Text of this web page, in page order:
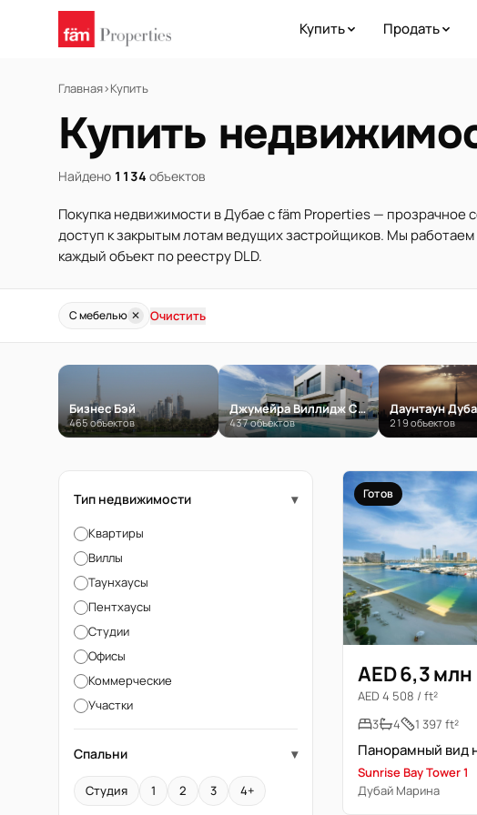
Купить Продать
Главная›Купить
Купить
Найдено 1134 объектов
Покупка недвижимости в Дубае с fäm Properties — прозрачное
доступ к закрытым лотам ведущих застройщиков. Мы
каждый объект по реестру DLD.
С мебелью ✕ Очистить
Бизнес Бэй
465 объектов
Джумейра Виллидж Серкл (JVC)
437 объектов
Даунтаун
219 объектов
Тип недвижимости ▾
Квартиры
Виллы
Таунхаусы
Пентхаусы
Студии
Офисы
Коммерческие
Участки
Спальни ▾
Студия 1 2 3 4+
Готов
AED 6,3 млн
AED 4 508 / ft²
3
4 1 397 ft²
Sunrise Bay Tower 1
Дубай Марина